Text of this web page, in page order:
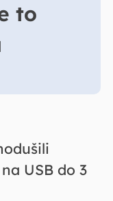
to
USB do 3